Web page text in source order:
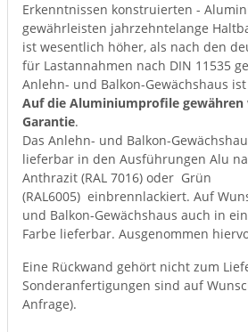
Erkenntnissen konstruierten -
gewährleisten jahrzehntelange
ist wesentlich höher, als nach den
für Lastannahmen nach DIN 11535
Anlehn- und Balkon-Gewächshaus
Auf die Aluminiumprofile gewähren
Garantie.
Das Anlehn- und Balkon-
lieferbar in den Ausführungen Alu
Anthrazit (RAL 7016) oder Grün
(RAL6005) einbrennlackiert. Auf
und Balkon-Gewächshaus auch in
Farbe lieferbar. Ausgenommen
Eine Rückwand gehört nicht zum
Sonderanfertigungen sind auf
Anfrage).